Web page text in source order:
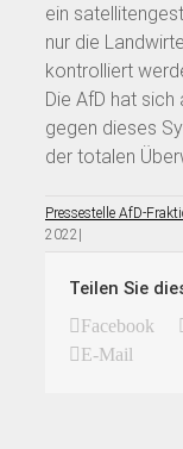
ein
nur die
kontrolliert
Die AfD hat sich
gegen dieses
der totalen
Pressestelle AfD-
2022 |
Teilen Sie
Facebook
E-Mail